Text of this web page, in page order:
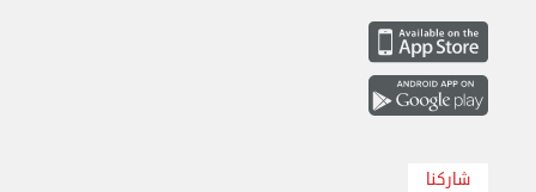
شاركنا